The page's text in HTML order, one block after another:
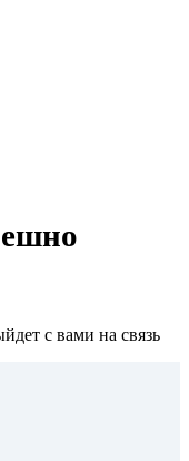
с вами на связь